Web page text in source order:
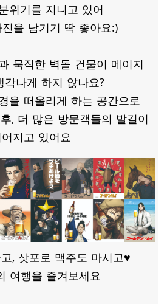
위기를 지니고 있어
을 남기기 딱 좋아요:)
묵직한 벽돌 건물이 메이지
각나게 하지 않나요?
을 떠올리게 하는 공간으로
, 더 많은 방문객들의 발길이
지고 있어요
, 삿포로 맥주도 마시고♥
여행을 즐겨보세요